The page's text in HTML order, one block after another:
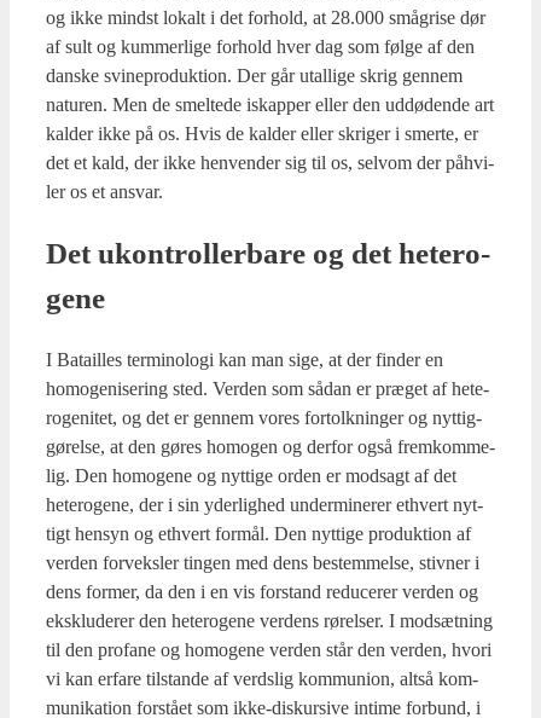
og ikke mindst lokalt i det for­hold, at 28.000 små­gri­se dør
af sult og kum­mer­li­ge for­hold hver dag som føl­ge af den
dan­ske svi­ne­pro­duk­tion. Der går utal­li­ge skrig gen­nem
natu­ren. Men de smel­te­de iskap­per eller den uddø­de­n­de art
kal­der ikke på os. Hvis de kal­der eller skri­ger i smer­te, er
det et kald, der ikke hen­ven­der sig til os, selv­om der påhvi­
ler os et ansvar.
Det ukon­trol­ler­ba­re og det hete­ro­
ge­ne
I Bata­il­les ter­mi­no­lo­gi kan man sige, at der fin­der en
homo­ge­ni­se­ring sted. Ver­den som sådan er præ­get af hete­
ro­ge­ni­tet, og det er gen­nem vores for­tolk­nin­ger og nyt­tig­
gø­rel­se, at den gøres homo­gen og der­for også frem­kom­me­
lig. Den homo­ge­ne og nyt­ti­ge orden er mod­sagt af det
hete­ro­ge­ne, der i sin yder­lig­hed under­mi­ne­rer ethvert nyt­
tigt hen­syn og ethvert for­mål. Den nyt­ti­ge pro­duk­tion af
ver­den for­veks­ler tin­gen med dens bestem­mel­se, stiv­ner i
dens for­mer, da den i en vis for­stand redu­ce­rer ver­den og
eks­klu­de­rer den hete­ro­ge­ne ver­dens rørel­ser. I mod­sæt­ning
til den pro­fa­ne og homo­ge­ne ver­den står den ver­den, hvori
vi kan erfa­re til­stan­de af verds­lig kom­mu­ni­on, alt­så kom­
mu­ni­ka­tion for­stå­et som ikke-dis­kur­si­ve inti­me for­bund, i